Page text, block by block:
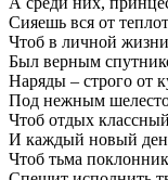
Сияешь вся от
Чтоб в личной
Был верным
Наряды – строго от
Под нежным
Чтоб отдых
И каждый новый
Чтоб тьма